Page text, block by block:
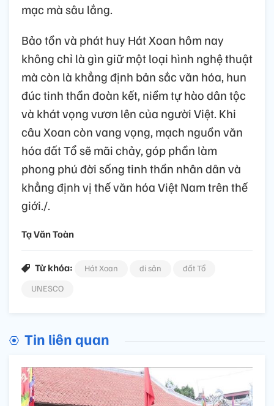
mạc mà sâu lắng.
Bảo tồn và phát huy Hát Xoan hôm nay
không chỉ là gìn giữ một loại hình nghệ thuật
mà còn là khẳng định bản sắc văn hóa, hun
đúc tinh thần đoàn kết, niềm tự hào dân tộc
và khát vọng vươn lên của người Việt. Khi
câu Xoan còn vang vọng, mạch nguồn văn
hóa đất Tổ sẽ mãi chảy, góp phần làm
phong phú đời sống tinh thần nhân dân và
khẳng định vị thế văn hóa Việt Nam trên thế
giới./.
Tạ Văn Toàn
Từ khóa: Hát Xoan di sản
đất Tổ
UNESCO
Tin liên quan